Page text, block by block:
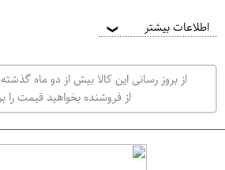
اطلاعات بیشتر ❯
از بروز رسانی این کالا بیش از دو ماه
از فروشنده بخواهید قیمت را